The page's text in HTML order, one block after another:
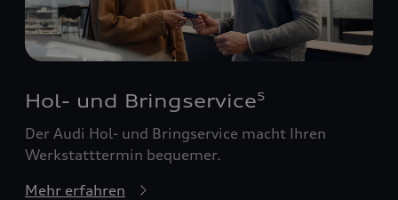
Hol- und Bringservice5
Der Audi Hol- und Bringservice macht Ihren
Werkstatttermin bequemer.
Mehr erfahren